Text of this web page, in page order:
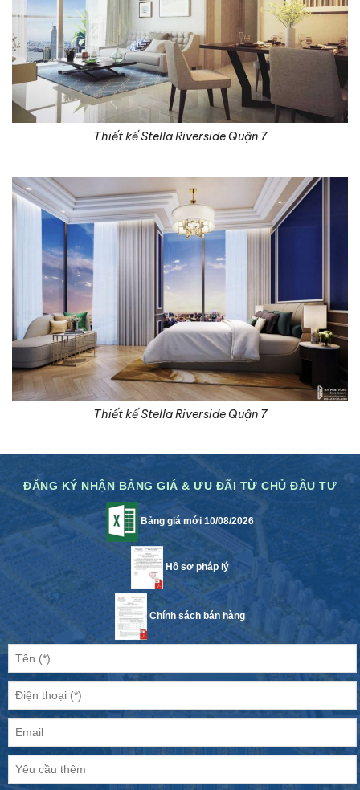
Thiết kế Stella Riverside Quận 7
Thiết kế Stella Riverside Quận 7
ĐĂNG KÝ NHẬN BẢNG GIÁ & ƯU ĐÃI TỪ CHỦ ĐẦU TƯ
Bảng giá mới 10/08/2026
Hồ sơ pháp lý
Chính sách bán hàng